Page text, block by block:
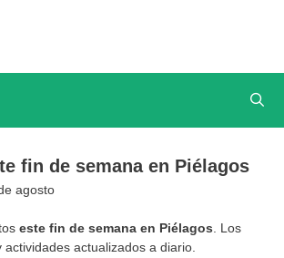
fin de semana en Piélagos
agosto
este fin de semana en Piélagos . Los
actividades actualizados a diario.